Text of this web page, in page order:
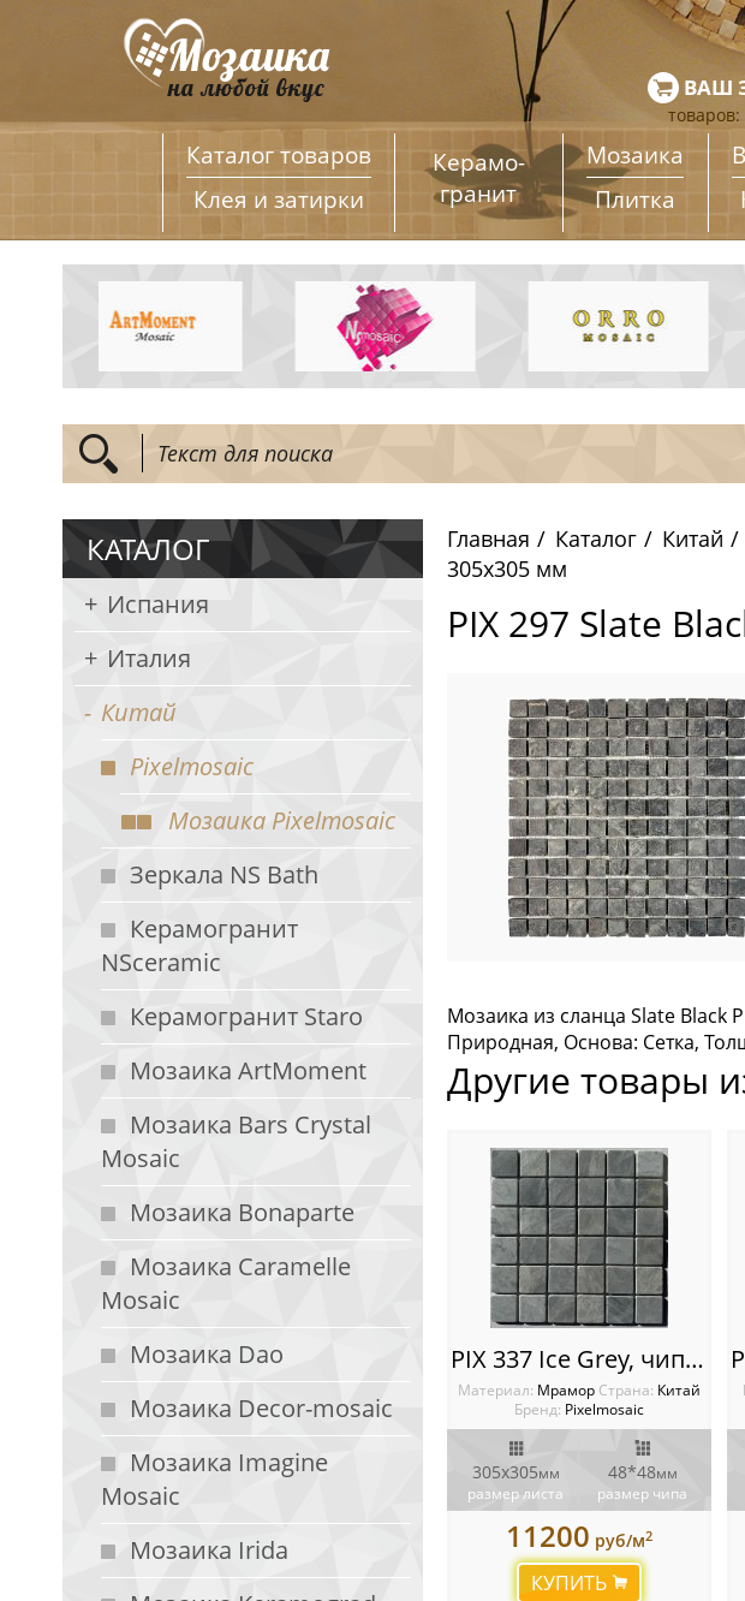
ВАШ
товаров:
Каталог товаров
Клея и затирки
Керамо­
гранит
Мозаика
Плитка
КАТАЛОГ
Испания
Италия
Китай
Pixelmosaic
Мозаика Pixelmosaic
Зеркала NS Bath
Керамогранит
NSceramic
Керамогранит Staro
Мозаика ArtMoment
Мозаика Bars Crystal
Mosaic
Мозаика Bonaparte
Мозаика Caramelle
Mosaic
Мозаика Dao
Мозаика Decor-mosaic
Мозаика Imagine
Mosaic
Мозаика Irida
Главная Каталог Китай
305х305 мм
PIX 297 Slate
Мозаика из сланца Slate Black
Природная, Основа: Сетка,
Другие товары
PIX 337 Ice Grey, чип 48х48 мм, сетка 305х305х6 мм, Матовая
Материал: Мрамор Cтрана: Китай
Бренд: Pixelmosaic
305x305мм
размер листа
48*48мм
размер чипа
11200 руб/м2
КУПИТЬ